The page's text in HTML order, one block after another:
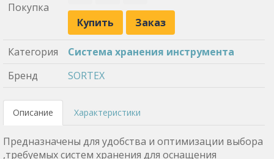
Покупка
Купить Заказ
Категория
Система хранения инструмента
Бренд
SORTEX
Описание Характеристики
Предназначены для удобства и оптимизации выбора
,требуемых систем хранения для оснащения